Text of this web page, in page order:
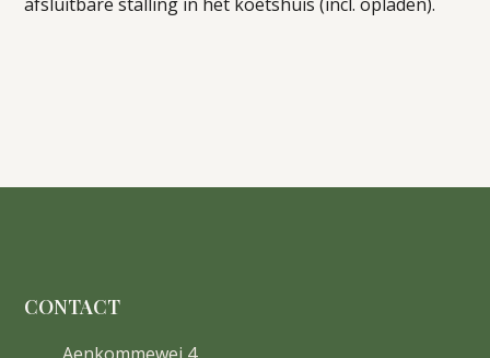
CONTACT